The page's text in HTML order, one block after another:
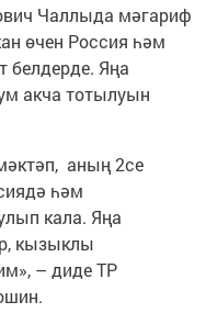
Чаллыда мәгариф
өчен Россия һәм
белдерде. Яңа
акча тотылуын
аның 2се
һәм
кала. Яңа
кызыклы
– диде ТР